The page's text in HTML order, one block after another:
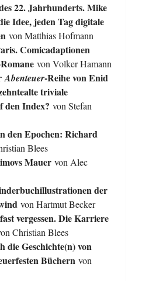
22. Jahrhunderts. Mike
Idee, jeden Tag digitale
von Matthias Hofmann
Comicadaptionen
von Volker Hamann
Abenteuer-Reihe von Enid
triviale
Index? von Stefan
den Epochen: Richard
Blees
Mauer von Alec
der
von Hartmut Becker
vergessen. Die Karriere
Christian Blees
die Geschichte(n) von
Büchern von